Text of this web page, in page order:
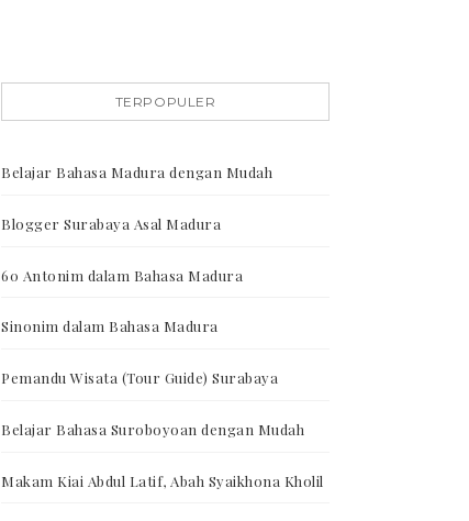
TERPOPULER
Belajar Bahasa Madura dengan Mudah
Blogger Surabaya Asal Madura
60 Antonim dalam Bahasa Madura
Sinonim dalam Bahasa Madura
Pemandu Wisata (Tour Guide) Surabaya
Belajar Bahasa Suroboyoan dengan Mudah
Makam Kiai Abdul Latif, Abah Syaikhona Kholil